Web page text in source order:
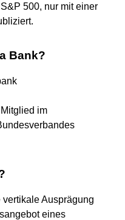
500, nur mit einer
Bank?
im
Ausprägung
eines